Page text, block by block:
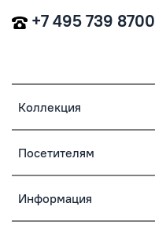
Коллекция
Посетителям
Информация
+7 495 739 8700